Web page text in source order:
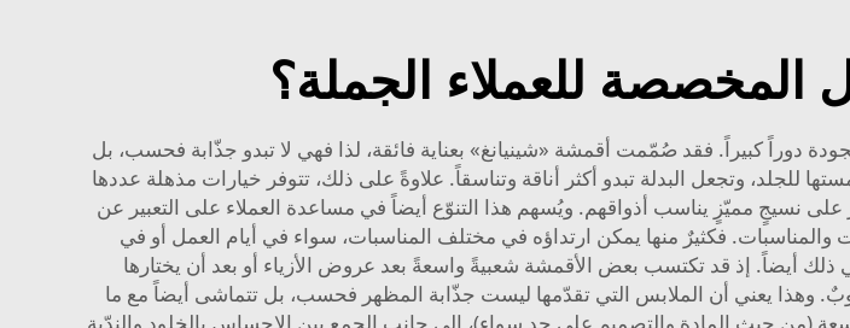
للعملاء الجملة؟
دوراً كبيراً. فقد صُمّمت أقمشة «شينيانغ» بعناية فائقة، لذا فهي لا تبدو جذّابة فحسب، بل
للجلد، وتجعل البدلة تبدو أكثر أناقة وتناسقاً. علاوةً على ذلك، تتوفر خيارات مذهلة عددها
نسيجٍ مميّزٍ يناسب أذواقهم. ويُسهم هذا التنوّع أيضاً في مساعدة العملاء على التعبير عن
والمناسبات. فكثيرٌ منها يمكن ارتداؤه في مختلف المناسبات، سواء في أيام العمل أو في
ذلك أيضاً. إذ قد تكتسب بعض الأقمشة شعبيةً واسعةً بعد عروض الأزياء أو بعد أن يختارها
وهذا يعني أن الملابس التي تقدّمها ليست جذّابة المظهر فحسب، بل تتماشى أيضاً مع ما